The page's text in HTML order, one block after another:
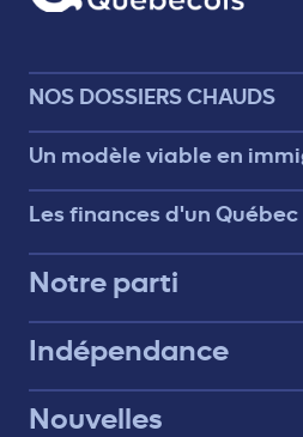
NOS DOSSIERS CHAUDS
Un modèle viable en
Les finances d'un
Notre parti
Indépendance
Nouvelles